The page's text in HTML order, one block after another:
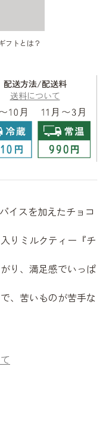
フトとは？
配送方法/配送料
送料について
イスを加えたチョコ
りミルクティー『チ
り、満足感でいっぱ
、苦いものが苦手な